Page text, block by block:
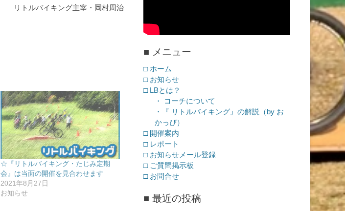
リトルバイキング主宰・岡村周治
☆『リトルバイキング・たじみ定期
会』は当面の開催を見合わせます
2021年8月27日
お知らせ
■ メニュー
□ ホーム
□ お知らせ
□ LBとは？
・ コーチについて
・『 リトルバイキング』の解説（by お
かっぴ）
□ 開催案内
□ レポート
□ お知らせメール登録
□ ご質問掲示板
□ お問合せ
■ 最近の投稿